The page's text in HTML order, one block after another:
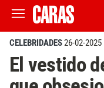
CELEBRIDADES26-02-2025
El vestido